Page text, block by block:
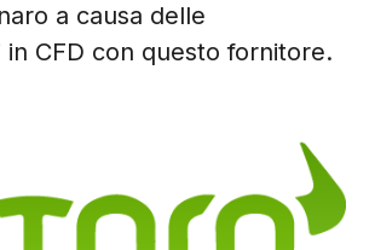
a causa delle
in CFD con questo fornitore.